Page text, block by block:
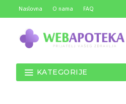
Naslovna O nama FAQ
KATEGORIJE